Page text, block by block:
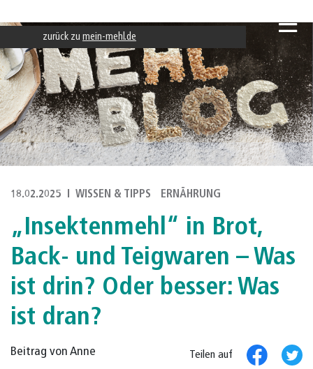
zurück zu mein-mehl.de
18.02.2025 WISSEN & TIPPS ERNÄHRUNG
„Insektenmehl“ in Brot,
Back- und Teigwaren – Was
ist drin? Oder besser: Was
ist dran?
Beitrag von Anne Teilen auf